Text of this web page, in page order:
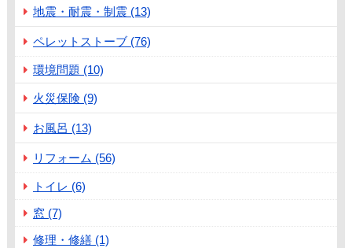
地震・耐震・制震 (13)
ペレットストーブ (76)
環境問題 (10)
火災保険 (9)
お風呂 (13)
リフォーム (56)
トイレ (6)
窓 (7)
修理・修繕 (1)